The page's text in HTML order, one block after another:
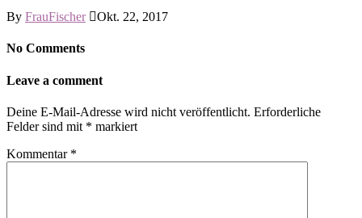
By FrauFischer Okt. 22, 2017
No Comments
Leave a comment
Deine E-Mail-Adresse wird nicht veröffentlicht. Erforderliche
Felder sind mit * markiert
Kommentar *